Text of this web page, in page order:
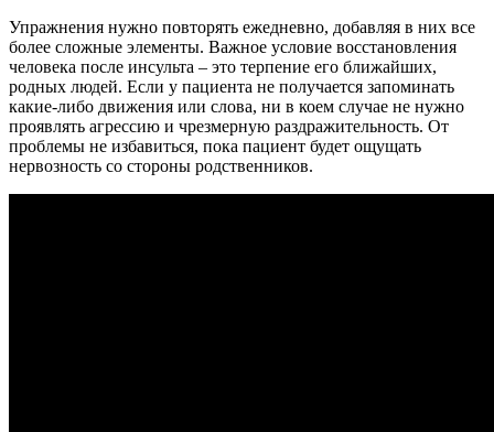
Упражнения нужно повторять ежедневно, добавляя в них все
более сложные элементы. Важное условие восстановления
человека после инсульта – это терпение его ближайших,
родных людей. Если у пациента не получается запоминать
какие-либо движения или слова, ни в коем случае не нужно
проявлять агрессию и чрезмерную раздражительность. От
проблемы не избавиться, пока пациент будет ощущать
нервозность со стороны родственников.